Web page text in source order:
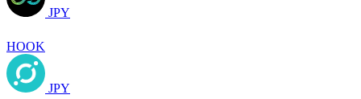
JPY
HOOK
JPY